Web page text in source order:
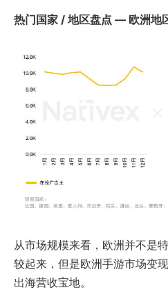
热门国家 / 地区盘点 — 欧洲地
从市场规模来看，欧洲并不是
较起来，但是欧洲手游市场变
出海营收宝地。